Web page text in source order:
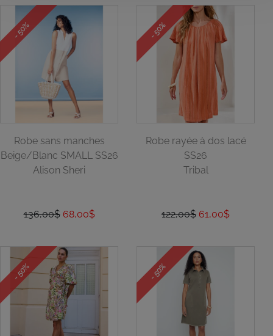
- 50%
Robe sans manches
Beige/Blanc SMALL SS26
Alison Sheri
136,00$ 68,00$
- 50%
Robe rayée à dos lacé
SS26
Tribal
122,00$ 61,00$
- 50% - 50%